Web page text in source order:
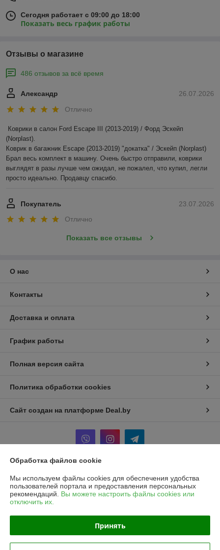
Сегодня работает с 09:00 до 18:00
Показать весь график работы
Отзывы о магазине
486 отзывов за всё время
26.07.2026
Александр
Отлично
Коврики в салон Ford Escape III (2013-2019) / Форд Эскейп
(Norplast).
Коврик в багажник Escape (2013-2019) "докатка" / Эскейп (Norplast)
Брал весь комплект в машину. Очень быстро отправили, коврики
выглядят в разы лучше чем ожидал, не пожалел, что купил, легли
просто идеально. Продавцу спасибо.
23.07.2026
Покупатель
Отлично
Показать все отзывы
О нас
Контакты
Доставка и оплата
График работы
Полная версия сайта
Политика обработки cookies
Сайт создан на платформе Deal.by
Информация для покупателя
Юридическое лицо:Частное унитарное предприятие «Рапидита»
220140, г. Минск, ул. Лещинского, 14А, пом. 342
Регистрационный номер ЕГР: 193734897
Регистрационный орган: Минский горисполком
Обработка файлов cookie
Мы используем файлы cookies для обеспечения удобства
пользователей портала и предоставления персональных
рекомендаций. Вы можете настроить файлы cookies или
отключить их.
Принять